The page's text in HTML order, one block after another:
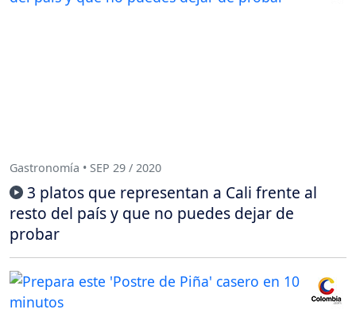
Gastronomía • SEP 29 / 2020
3 platos que representan a Cali frente al
resto del país y que no puedes dejar de
probar